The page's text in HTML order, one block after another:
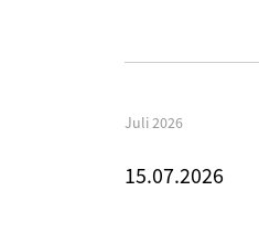
Juli 2026
15.07.2026